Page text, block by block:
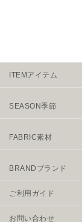
ITEMアイテム
SEASON季節
FABRIC素材
BRANDブランド
ご利用ガイド
お問い合わせ